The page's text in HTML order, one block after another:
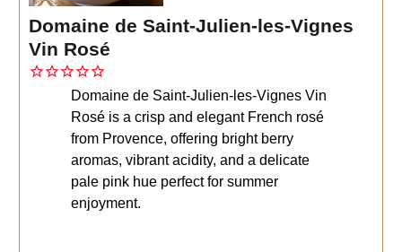
Domaine de Saint-Julien-les-Vignes
Vin Rosé
Domaine de Saint-Julien-les-Vignes Vin
Rosé is a crisp and elegant French rosé
from Provence, offering bright berry
aromas, vibrant acidity, and a delicate
pale pink hue perfect for summer
enjoyment.